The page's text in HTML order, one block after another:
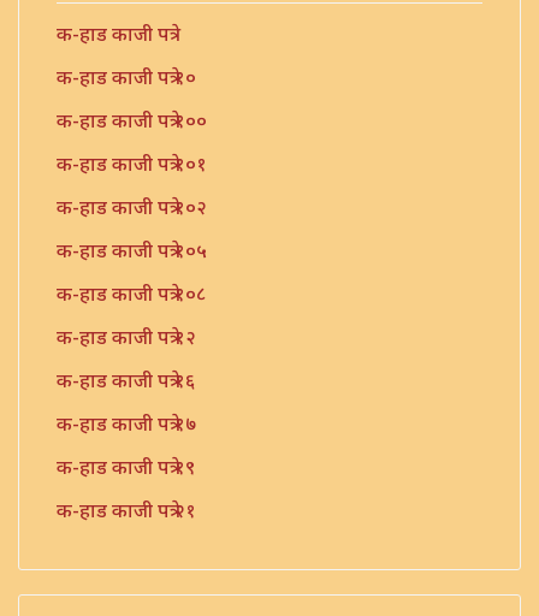
क-हाड काजी पत्रे
क-हाड काजी पत्रे १०
क-हाड काजी पत्रे १००
क-हाड काजी पत्रे १०१
क-हाड काजी पत्रे १०२
क-हाड काजी पत्रे १०५
क-हाड काजी पत्रे १०८
क-हाड काजी पत्रे १२
क-हाड काजी पत्रे १६
क-हाड काजी पत्रे १७
क-हाड काजी पत्रे १९
क-हाड काजी पत्रे २१
क-हाड काजी पत्रे २३